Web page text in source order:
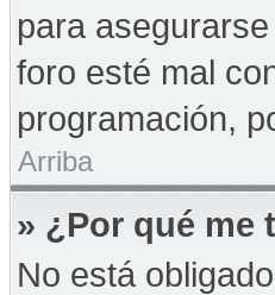
para
foro esté mal
programación,
Arriba
» ¿Por qué me
No está